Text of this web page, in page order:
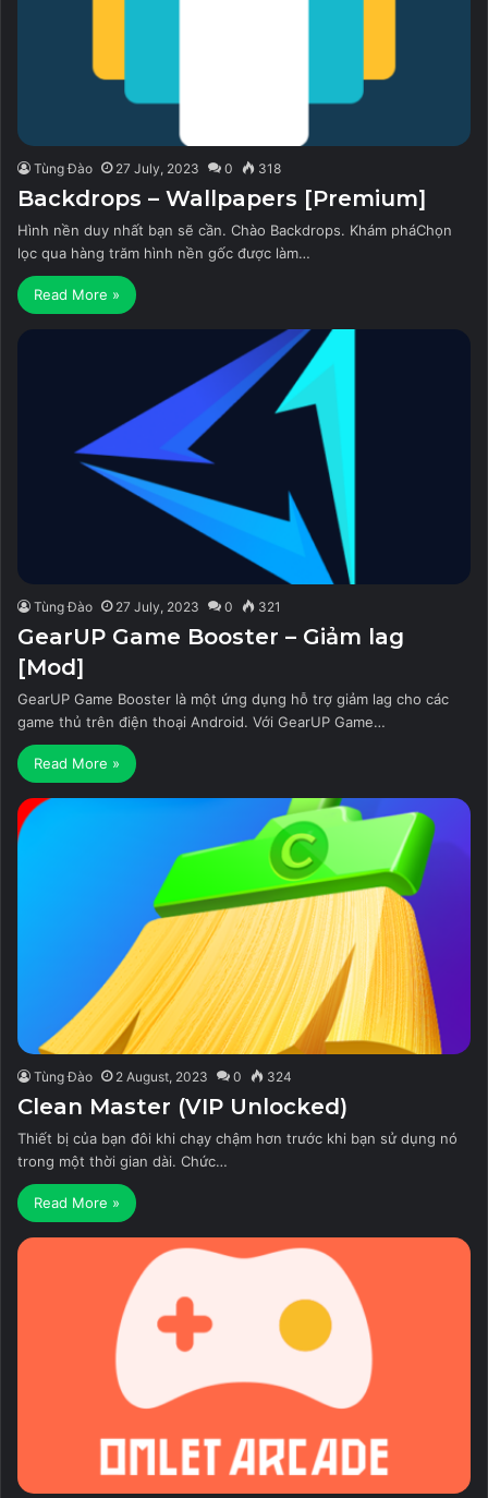
Tùng Đào 27 July, 2023 0 318
Backdrops – Wallpapers [Premium]
Hình nền duy nhất bạn sẽ cần. Chào Backdrops. Khám pháChọn
lọc qua hàng trăm hình nền gốc được làm…
Read More »
Tùng Đào 27 July, 2023 0 321
GearUP Game Booster – Giảm lag
[Mod]
GearUP Game Booster là một ứng dụng hỗ trợ giảm lag cho các
game thủ trên điện thoại Android. Với GearUP Game…
Read More »
Tùng Đào 2 August, 2023 0 324
Clean Master (VIP Unlocked)
Thiết bị của bạn đôi khi chạy chậm hơn trước khi bạn sử dụng nó
trong một thời gian dài. Chức…
Read More »